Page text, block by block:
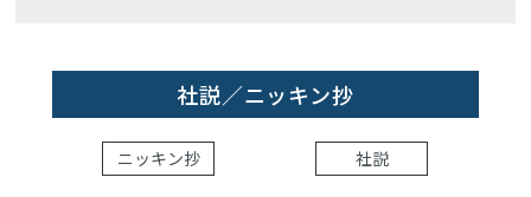
社説／ニッキン抄
ニッキン抄 社説